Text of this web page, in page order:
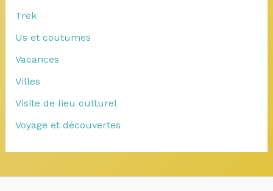
Trek
Us et coutumes
Vacances
Villes
Visite de lieu culturel
Voyage et découvertes